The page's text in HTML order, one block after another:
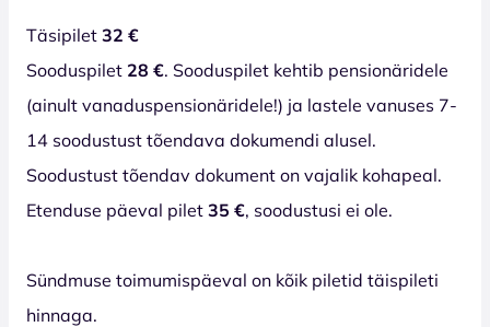
Täsipilet 32 €
Sooduspilet 28 €. Sooduspilet kehtib pensionäridele
(ainult vanaduspensionäridele!) ja lastele vanuses 7-
14 soodustust tõendava dokumendi alusel.
Soodustust tõendav dokument on vajalik kohapeal.
Etenduse päeval pilet 35 €, soodustusi ei ole.
Sündmuse toimumispäeval on kõik piletid täispileti
hinnaga.